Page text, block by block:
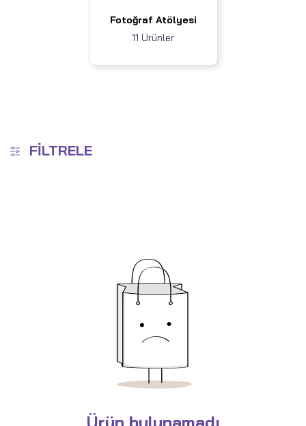
Fotoğraf Atölyesi
11 Ürünler
FILTRELE
Ürün bulunamadı